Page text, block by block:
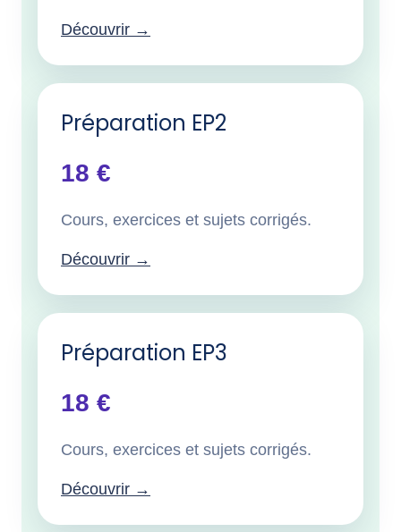
Découvrir →
Préparation EP2
18 €
Cours, exercices et sujets corrigés.
Découvrir →
Préparation EP3
18 €
Cours, exercices et sujets corrigés.
Découvrir →